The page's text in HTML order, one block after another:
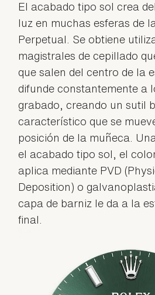
El acabado tipo sol crea
luz en muchas esferas de
Perpetual. Se obtiene
magistrales de cepillado
que salen del centro de la
difunde constantemente a
grabado, creando un sutil
característico que se
posición de la muñeca.
el acabado tipo sol, el
aplica mediante PVD
Deposition) o
capa de barniz le da a la
final.